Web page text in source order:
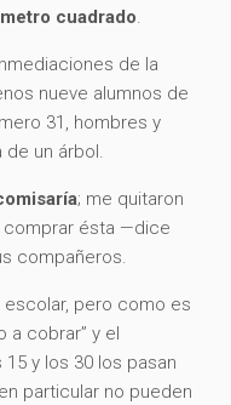
cuadrado.
de la
nueve alumnos de
31, hombres y
de un árbol.
; me quitaron
comprar ésta —dice
compañeros.
pero como es
a cobrar” y el
y los 30 los pasan
particular no pueden